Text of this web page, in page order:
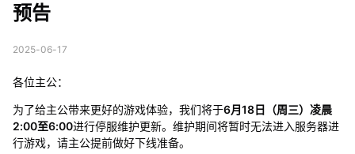
预告
2025-06-17
各位主公：
为了给主公带来更好的游戏体验，我们将于6月18日（周三）凌晨
2:00至6:00进行停服维护更新。维护期间将暂时无法进入服务器进
行游戏，请主公提前做好下线准备。